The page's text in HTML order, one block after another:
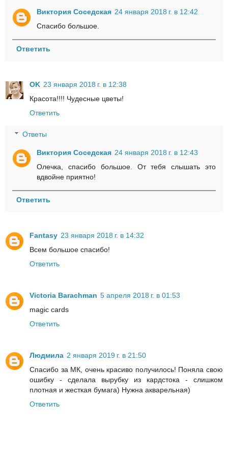
Виктория Соседская 24 января 2018 г. в 12:42
Спасибо большое.
Ответить
OK 23 января 2018 г. в 12:38
Красота!!!! Чудесные цветы!
Ответить
Ответы
Виктория Соседская 24 января 2018 г. в 12:43
Олечка, спасибо большое. От тебя слышать это
вдвойне приятно!
Ответить
Fantasy 23 января 2018 г. в 14:32
Всем большое спасибо!
Ответить
Victoria Barachman 5 апреля 2018 г. в 01:53
magic cards
Ответить
Людмила 2 января 2019 г. в 21:50
Спасибо за МК, очень красиво получилось! Поняла свою
ошибку - сделала вырубку из кардстока - слишком
плотная и жесткая бумага) Нужна акварельная)
Ответить